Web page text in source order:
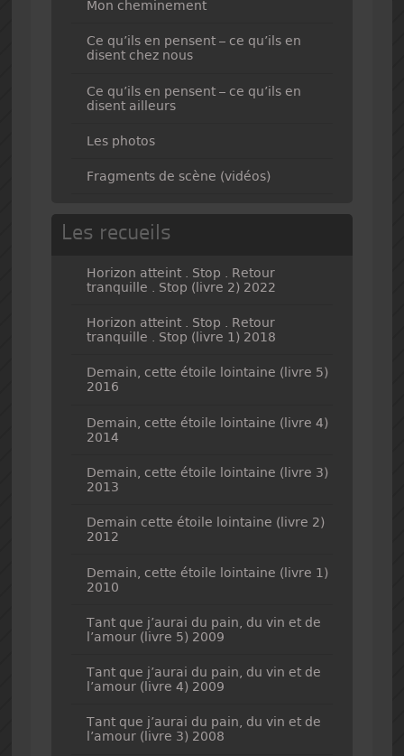
Mon cheminement
Ce qu’ils en pensent – ce qu’ils en
disent chez nous
Ce qu’ils en pensent – ce qu’ils en
disent ailleurs
Les photos
Fragments de scène (vidéos)
Les recueils
Horizon atteint . Stop . Retour
tranquille . Stop (livre 2) 2022
Horizon atteint . Stop . Retour
tranquille . Stop (livre 1) 2018
Demain, cette étoile lointaine (livre 5)
2016
Demain, cette étoile lointaine (livre 4)
2014
Demain, cette étoile lointaine (livre 3)
2013
Demain cette étoile lointaine (livre 2)
2012
Demain, cette étoile lointaine (livre 1)
2010
Tant que j’aurai du pain, du vin et de
l’amour (livre 5) 2009
Tant que j’aurai du pain, du vin et de
l’amour (livre 4) 2009
Tant que j’aurai du pain, du vin et de
l’amour (livre 3) 2008